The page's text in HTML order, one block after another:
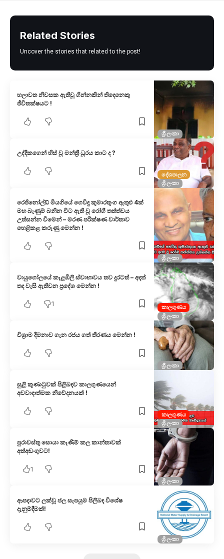
Related Stories
Uncover the stories that related to the post!
ශ්‍රී ලංකා
හලාවත නිවසක ඇතිවූ ගින්නකින් තිදෙනෙකු
ජීවිතක්ෂයට !
දේශපාලන
ශ්‍රී ලංකා
උද්දිකගෙන් හිස් වූ මන්ත්‍රී ධූරය කාට ද ?
ශ්‍රී ලංකා
රෙජිනෝල්ඩ් මියගියේ ගෙවිඳු කුමාරතුංග ඇතුළු 4ක්
මහ බැණුම් බනින විට ඇති වූ රෝගී තත්ත්වය
උත්සන්න වීමෙන් – මරණ පරීක්ෂණ වාර්තාව
හෙළිකළ කරුණු මෙන්න !
කාලගුණය
ශ්‍රී ලංකා
වායුගෝලයේ කැළඹිලි ස්වාභාවය තව දුරටත් – අදත්
තද වැසි ඇතිවන ප්‍රදේශ මෙන්න !
1
ශ්‍රී ලංකා
විශ්‍රාම දීමනාව ගැන රජය ගත් තීරණය මෙන්න !
කාලගුණය
ශ්‍රී ලංකා
සුළි කුණාටුවක් පිළිබඳව කාලගුණයෙන්
අවවාදාත්මක නිවේදනයක් !
ශ්‍රී ලංකා
පුරාවස්තු සොයා කැණීම් කල කාන්තාවක්
අත්අඩංගුවට!
1
ශ්‍රී ලංකා
ආපදාවට ලක්වූ ජල සැපයුම පිලිබඳ විශේෂ
දැනුම්දීමක්!